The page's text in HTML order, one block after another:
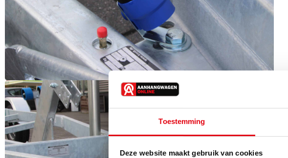
Toestemming
Deze website maakt gebruik van cookies